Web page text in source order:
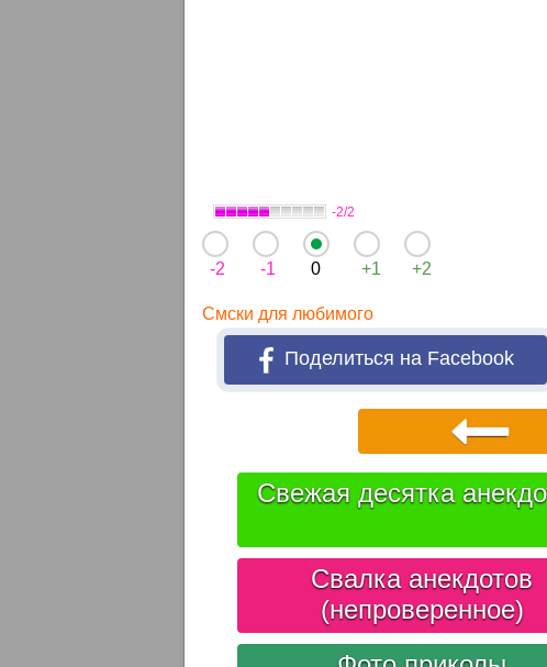
-2/2
-2 -1 0 +1 +2
Смски для любимого
Поделиться на Facebook
Свежая десятка
Свалка анекдотов
(непроверенное)